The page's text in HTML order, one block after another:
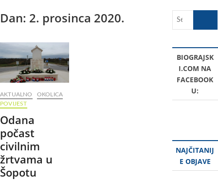
Dan: 2. prosinca 2020.
AKTUALNO
OKOLICA
POVIJEST
Odana
počast
civilnim
žrtvama u
Šopotu
BIOGRAJSK
I.COM NA
FACEBOOK
U:
NAJČITANIJ
E OBJAVE